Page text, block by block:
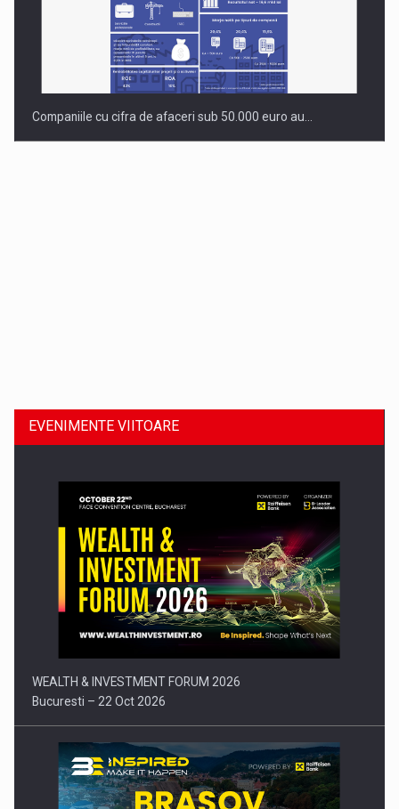
Companiile cu cifra de afaceri sub 50.000 euro au…
Comunicat de presa: Joburile part-time reincep sa intre pe…
EVENIMENTE VIITOARE
WEALTH & INVESTMENT FORUM 2026
Bucuresti – 22 Oct 2026